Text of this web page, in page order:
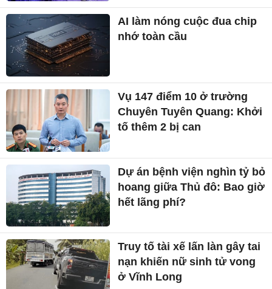
AI làm nóng cuộc đua chip
nhớ toàn cầu
Vụ 147 điểm 10 ở trường
Chuyên Tuyên Quang: Khởi
tố thêm 2 bị can
Dự án bệnh viện nghìn tỷ bỏ
hoang giữa Thủ đô: Bao giờ
hết lãng phí?
Truy tố tài xế lấn làn gây tai
nạn khiến nữ sinh tử vong
ở Vĩnh Long